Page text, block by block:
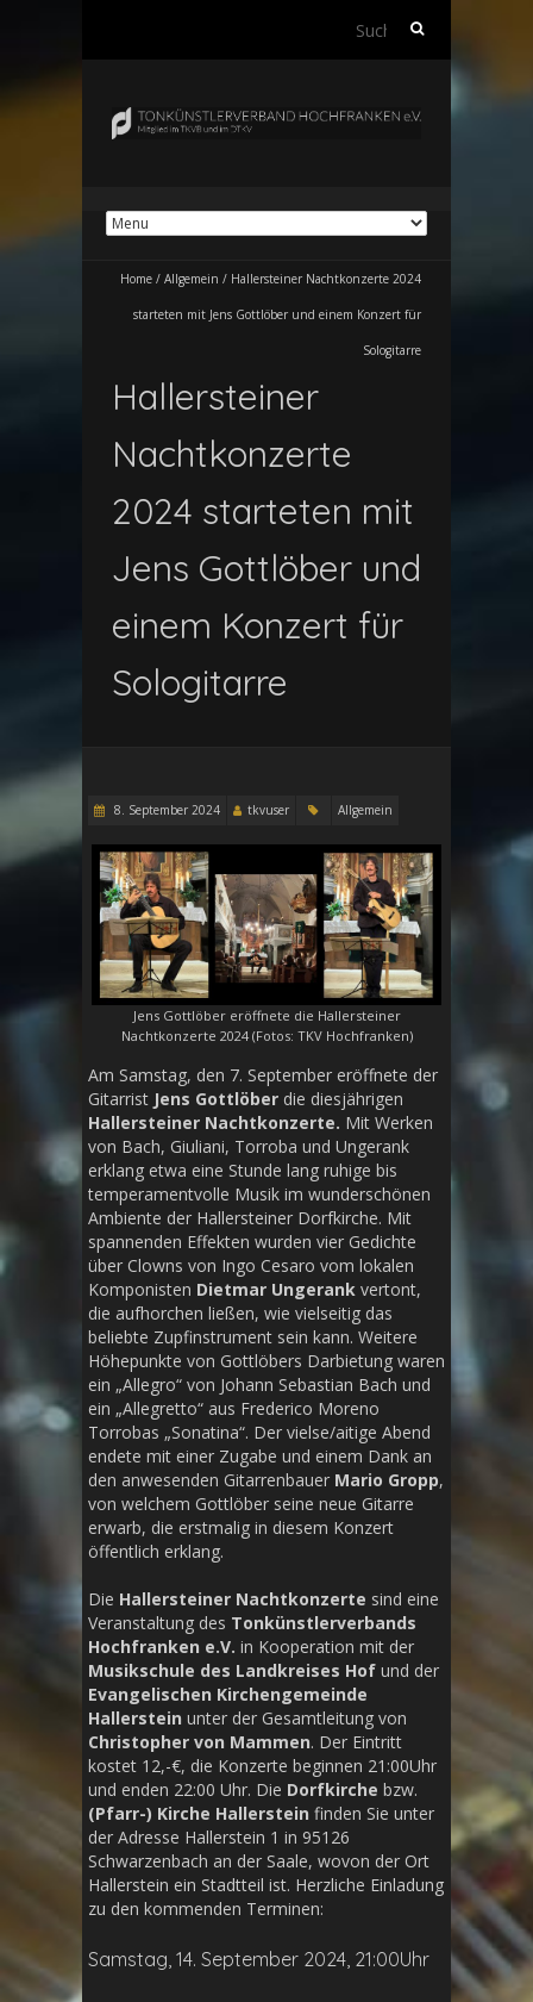
Suchen
Home / Allgemein / Hallersteiner Nachtkonzerte 2024
starteten mit Jens Gottlöber und einem Konzert für
Sologitarre
Hallersteiner
Nachtkonzerte
2024 starteten mit
Jens Gottlöber und
einem Konzert für
Sologitarre
8. September 2024 tkvuser Allgemein
Jens Gottlöber eröffnete die Hallersteiner
Nachtkonzerte 2024 (Fotos: TKV Hochfranken)
Am Samstag, den 7. September eröffnete der
Gitarrist Jens Gottlöber die diesjährigen
Hallersteiner Nachtkonzerte. Mit Werken
von Bach, Giuliani, Torroba und Ungerank
erklang etwa eine Stunde lang ruhige bis
temperamentvolle Musik im wunderschönen
Ambiente der Hallersteiner Dorfkirche. Mit
spannenden Effekten wurden vier Gedichte
über Clowns von Ingo Cesaro vom lokalen
Komponisten Dietmar Ungerank vertont,
die aufhorchen ließen, wie vielseitig das
beliebte Zupfinstrument sein kann. Weitere
Höhepunkte von Gottlöbers Darbietung waren
ein „Allegro“ von Johann Sebastian Bach und
ein „Allegretto“ aus Frederico Moreno
Torrobas „Sonatina“. Der vielse/aitige Abend
endete mit einer Zugabe und einem Dank an
den anwesenden Gitarrenbauer Mario Gropp,
von welchem Gottlöber seine neue Gitarre
erwarb, die erstmalig in diesem Konzert
öffentlich erklang.
Die Hallersteiner Nachtkonzerte sind eine
Veranstaltung des Tonkünstlerverbands
Hochfranken e.V. in Kooperation mit der
Musikschule des Landkreises Hof und der
Evangelischen Kirchengemeinde
Hallerstein unter der Gesamtleitung von
Christopher von Mammen. Der Eintritt
kostet 12,-€, die Konzerte beginnen 21:00Uhr
und enden 22:00 Uhr. Die Dorfkirche bzw.
(Pfarr-) Kirche Hallerstein finden Sie unter
der Adresse Hallerstein 1 in 95126
Schwarzenbach an der Saale, wovon der Ort
Hallerstein ein Stadtteil ist. Herzliche Einladung
zu den kommenden Terminen:
Samstag, 14. September 2024, 21:00Uhr